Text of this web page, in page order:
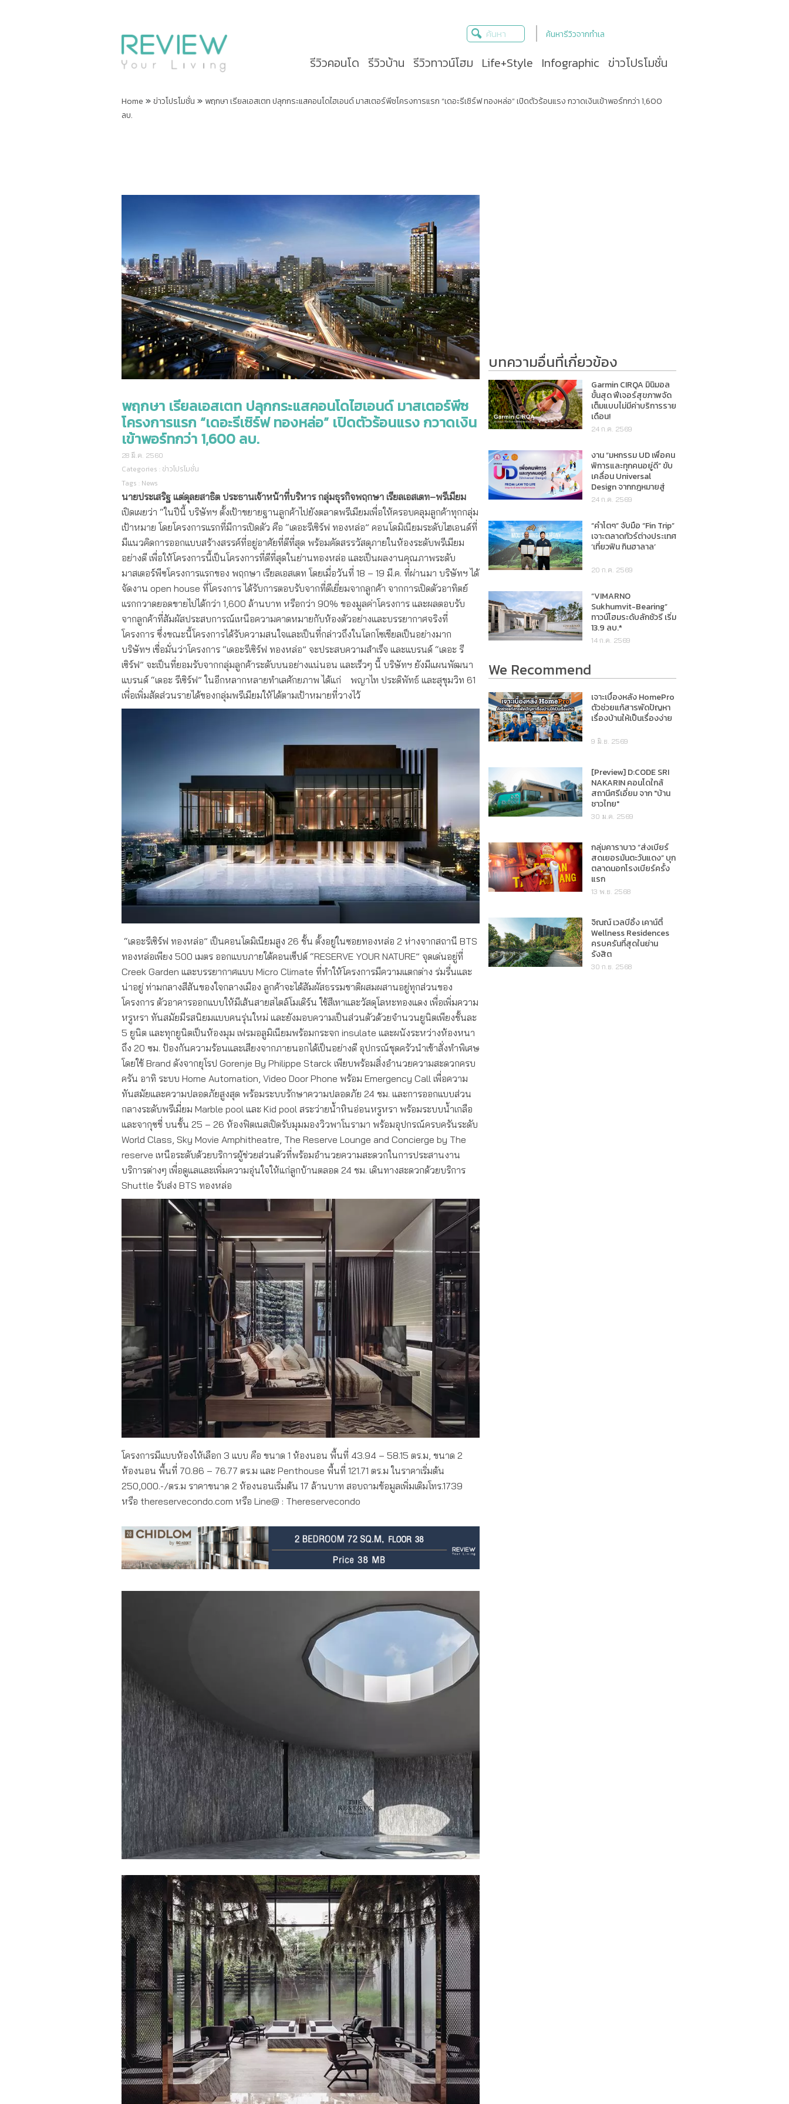
ค้นหารีวิวจากทำเล
รีวิวคอนโด รีวิวบ้าน รีวิวทาวน์โฮม Life+Style Infographic ข่าวโปรโมชั่น
Home »ข่าวโปรโมชั่น » พฤกษา เรียลเอสเตท ปลุกกระแสคอนโดไฮเอนด์ มาสเตอร์พีซโครงการแรก “เดอะรีเซิร์ฟ ทองหล่อ” เปิดตัวร้อนแรง กวาดเงินเข้าพอร์ทกว่า 1,600
ลบ.
พฤกษา เรียลเอสเตท ปลุกกระแสคอนโดไฮเอนด์ มาสเตอร์พีซ
โครงการแรก “เดอะรีเซิร์ฟ ทองหล่อ” เปิดตัวร้อนแรง กวาดเงิน
เข้าพอร์ทกว่า 1,600 ลบ.
28 มี.ค. 2560
Categories : ข่าวโปรโมชั่น
Tags : News
นายประเสริฐ แต่ดุลยสาธิต ประธานเจ้าหน้าที่บริหาร กลุ่มธุรกิจพฤกษา เรียลเอสเตท–พรีเมียม
เปิดเผยว่า “ในปีนี้ บริษัทฯ ตั้งเป้าขยายฐานลูกค้าไปยังตลาดพรีเมียมเพื่อให้ครอบคลุมลูกค้าทุกกลุ่ม
เป้าหมาย โดยโครงการแรกที่มีการเปิดตัว คือ “เดอะรีเซิร์ฟ ทองหล่อ” คอนโดมิเนียมระดับไฮเอนด์ที่
มีแนวคิดการออกแบบสร้างสรรค์ที่อยู่อาศัยที่ดีที่สุด พร้อมคัดสรรวัสดุภายในห้องระดับพรีเมียม
อย่างดี เพื่อให้โครงการนี้เป็นโครงการที่ดีที่สุดในย่านทองหล่อ และเป็นผลงานคุณภาพระดับ
มาสเตอร์พีซโครงการแรกของ พฤกษา เรียลเอสเตท โดยเมื่อวันที่ 18 – 19 มี.ค. ที่ผ่านมา บริษัทฯ ได้
จัดงาน open house ที่โครงการ ได้รับการตอบรับจากที่ดีเยี่ยมจากลูกค้า จากการเปิดตัวอาทิตย์
แรกกวาดยอดขายไปได้กว่า 1,600 ล้านบาท หรือกว่า 90% ของมูลค่าโครงการ และผลตอบรับ
จากลูกค้าที่สัมผัสประสบการณ์เหนือความคาดหมายกับห้องตัวอย่างและบรรยากาศจริงที่
โครงการ ซึ่งขณะนี้โครงการได้รับความสนใจและเป็นที่กล่าวถึงในโลกโซเชียลเป็นอย่างมาก
บริษัทฯ เชื่อมั่นว่าโครงการ “เดอะรีเซิร์ฟ ทองหล่อ” จะประสบความสำเร็จ และแบรนด์ “เดอะ รี
เซิร์ฟ” จะเป็นที่ยอมรับจากกลุ่มลูกค้าระดับบนอย่างแน่นอน และเร็วๆ นี้ บริษัทฯ ยังมีแผนพัฒนา
แบรนด์ “เดอะ รีเซิร์ฟ” ในอีกหลากหลายทำเลศักยภาพ ได้แก่ พญาไท ประดิพัทธ์ และสุขุมวิท 61
เพื่อเพิ่มสัดส่วนรายได้ของกลุ่มพรีเมียมให้ได้ตามเป้าหมายที่วางไว้
“เดอะรีเซิร์ฟ ทองหล่อ” เป็นคอนโดมิเนียมสูง 26 ชั้น ตั้งอยู่ในซอยทองหล่อ 2 ห่างจากสถานี BTS
ทองหล่อเพียง 500 เมตร ออกแบบภายใต้คอนเซ็ปต์ “RESERVE YOUR NATURE” จุดเด่นอยู่ที่
Creek Garden และบรรยากาศแบบ Micro Climate ที่ทำให้โครงการมีความแตกต่าง ร่มรื่นและ
น่าอยู่ ท่ามกลางสีสันของใจกลางเมือง ลูกค้าจะได้สัมผัสธรรมชาติผสมผสานอยู่ทุกส่วนของ
โครงการ ตัวอาคารออกแบบให้มีเส้นสายสไตล์โมเดิร์น ใช้สีเทาและวัสดุโลหะทองแดง เพื่อเพิ่มความ
หรูหรา ทันสมัยมีรสนิยมแบบคนรุ่นใหม่ และยังมอบความเป็นส่วนตัวด้วยจำนวนยูนิตเพียงชั้นละ
5 ยูนิต และทุกยูนิตเป็นห้องมุม เฟรมอลูมิเนียมพร้อมกระจก insulate และผนังระหว่างห้องหนา
ถึง 20 ซม. ป้องกันความร้อนและเสียงจากภายนอกได้เป็นอย่างดี อุปกรณ์ชุดครัวนำเข้าสั่งทำพิเศษ
โดยใช้ Brand ดังจากยุโรป Gorenje By Philippe Starck เพียบพร้อมสิ่งอำนวยความสะดวกครบ
ครัน อาทิ ระบบ Home Automation, Video Door Phone พร้อม Emergency Call เพื่อความ
ทันสมัยและความปลอดภัยสูงสุด พร้อมระบบรักษาความปลอดภัย 24 ชม. และการออกแบบส่วน
กลางระดับพรีเมี่ยม Marble pool และ Kid pool สระว่ายน้ำหินอ่อนหรูหรา พร้อมระบบน้ำเกลือ
และจากุซชี่ บนชั้น 25 – 26 ห้องฟิตเนสเปิดรับมุมมองวิวพาโนรามา พร้อมอุปกรณ์ครบครันระดับ
World Class, Sky Movie Amphitheatre, The Reserve Lounge and Concierge by The
reserve เหนือระดับด้วยบริการผู้ช่วยส่วนตัวที่พร้อมอำนวยความสะดวกในการประสานงาน
บริการต่างๆ เพื่อดูแลและเพิ่มความอุ่นใจให้แก่ลูกบ้านตลอด 24 ชม. เดินทางสะดวกด้วยบริการ
Shuttle รับส่ง BTS ทองหล่อ
โครงการมีแบบห้องให้เลือก 3 แบบ คือ ขนาด 1 ห้องนอน พื้นที่ 43.94 – 58.15 ตร.ม, ขนาด 2
ห้องนอน พื้นที่ 70.86 – 76.77 ตร.ม และ Penthouse พื้นที่ 121.71 ตร.ม ในราคาเริ่มต้น
250,000.-/ตร.ม ราคาขนาด 2 ห้องนอนเริ่มต้น 17 ล้านบาท สอบถามข้อมูลเพิ่มเติมโทร.1739
หรือ thereservecondo.com หรือ Line@ : Thereservecondo
บทความอื่นที่เกี่ยวข้อง
Garmin CIRQA มินิมอล
ขั้นสุด ฟีเจอร์สุขภาพจัด
เต็มแบบไม่มีค่าบริการราย
เดือน!
24 ก.ค. 2569
งาน “มหกรรม UD เพื่อคน
พิการและทุกคนอยู่ดี” ขับ
เคลื่อน Universal
Design จากกฎหมายสู่
การใช้ชีวิตจริง
24 ก.ค. 2569
“คำโตๆ” จับมือ “Fin Trip”
เจาะตลาดทัวร์ต่างประเทศ
‘เที่ยวฟิน กินฮาลาล’
20 ก.ค. 2569
“VIMARNO
Sukhumvit-Bearing”
ทาวน์โฮมระดับลักชัวรี เริ่ม
13.9 ลบ.*
14 ก.ค. 2569
We Recommend
เจาะเบื้องหลัง HomePro
ตัวช่วยแก้สารพัดปัญหา
เรื่องบ้านให้เป็นเรื่องง่าย
9 มิ.ย. 2569
[Preview] D:CODE SRI
NAKARIN คอนโดใกล้
สถานีศรีเอี่ยม จาก "บ้าน
ชาวไทย"
30 ม.ค. 2569
กลุ่มคาราบาว “ส่งเบียร์
สดเยอรมันตะวันแดง” บุก
ตลาดนอกโรงเบียร์ครั้ง
แรก
13 พ.ย. 2568
จิณณ์ เวลบีอิ้ง เคาน์ตี้
Wellness Residences
ครบครันที่สุดในย่าน
รังสิต
30 ก.ย. 2568